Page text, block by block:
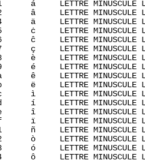
á     LETTRE MINUSCULE
â     LETTRE MINUSCULE
ä     LETTRE MINUSCULE
ċ     LETTRE MINUSCULE
ĉ     LETTRE MINUSCULE
ç     LETTRE MINUSCULE
è     LETTRE MINUSCULE
é     LETTRE MINUSCULE
ê     LETTRE MINUSCULE
ë     LETTRE MINUSCULE
ì     LETTRE MINUSCULE
í     LETTRE MINUSCULE
î     LETTRE MINUSCULE
ï     LETTRE MINUSCULE
ñ     LETTRE MINUSCULE
ò     LETTRE MINUSCULE
ó     LETTRE MINUSCULE
ô     LETTRE MINUSCULE